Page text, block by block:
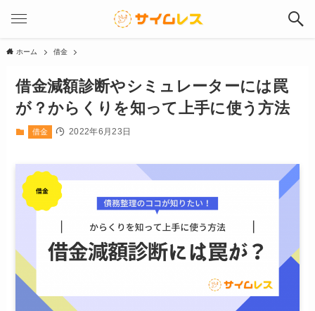
ホーム 借金
借金減額診断やシミュレーターには罠
が？からくりを知って上手に使う方法
借金 2022年6月23日